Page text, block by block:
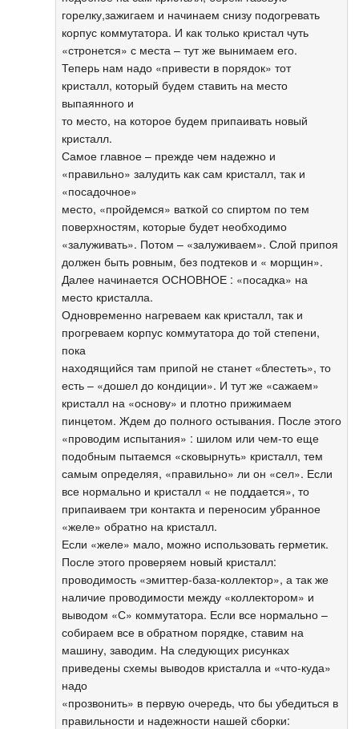
горелку,зажигаем и начинаем снизу подогревать
корпус коммутатора. И как только кристал чуть
«стронется» с места – тут же вынимаем его.
Теперь нам надо «привести в порядок» тот
кристалл, который будем ставить на место
выпаянного и
то место, на которое будем припаивать новый
кристалл.
Самое главное – прежде чем надежно и
«правильно» залудить как сам кристалл, так и
«посадочное»
место, «пройдемся» ваткой со спиртом по тем
поверхностям, которые будет необходимо
«залуживать». Потом – «залуживаем». Слой припоя
должен быть ровным, без подтеков и « морщин».
Далее начинается ОСНОВНОЕ : «посадка» на
место кристалла.
Одновременно нагреваем как кристалл, так и
прогреваем корпус коммутатора до той степени,
пока
находящийся там припой не станет «блестеть», то
есть – «дошел до кондиции». И тут же «сажаем»
кристалл на «основу» и плотно прижимаем
пинцетом. Ждем до полного остывания. После этого
«проводим испытания» : шилом или чем-то еще
подобным пытаемся «сковырнуть» кристалл, тем
самым определяя, «правильно» ли он «сел». Если
все нормально и кристалл « не поддается», то
припаиваем три контакта и переносим убранное
«желе» обратно на кристалл.
Если «желе» мало, можно использовать герметик.
После этого проверяем новый кристалл:
проводимость «эмиттер-база-коллектор», а так же
наличие проводимости между «коллектором» и
выводом «С» коммутатора. Если все нормально –
собираем все в обратном порядке, ставим на
машину, заводим. На следующих рисунках
приведены схемы выводов кристалла и «что-куда»
надо
«прозвонить» в первую очередь, что бы убедиться в
правильности и надежности нашей сборки: